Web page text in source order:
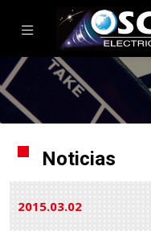
Noticias
2015.0302